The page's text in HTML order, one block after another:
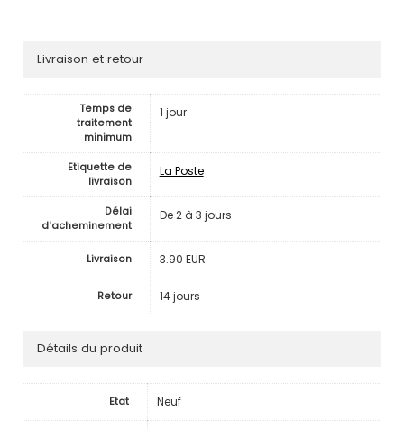
Livraison et retour
Temps de
traitement
minimum
1 jour
Etiquette de
livraison
La Poste
Délai
d'acheminement
De 2 à 3 jours
Livraison 3.90 EUR
Retour 14 jours
Détails du produit
Etat Neuf